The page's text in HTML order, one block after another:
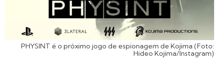
PHYSINT é o próximo jogo de espionagem de Kojima (Foto:
Hideo Kojima/Instagram)